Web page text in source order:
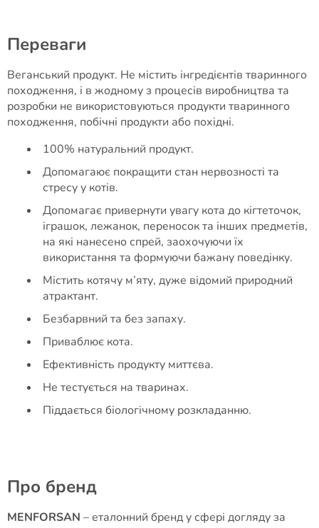
Переваги
Веганський продукт. Не містить інгредієнтів тваринного
походження, і в жодному з процесів виробництва та
розробки не використовуються продукти тваринного
походження, побічні продукти або похідні.
100% натуральний продукт.
Допомагаює покращити стан нервозності та
стресу у котів.
Допомагає привернути увагу кота до кігтеточок,
іграшок, лежанок, переносок та інших предметів,
на які нанесено спрей, заохочуючи їх
використання та формуючи бажану поведінку.
Містить котячу м’яту, дуже відомий природний
атрактант.
Безбарвний та без запаху.
Приваблює кота.
Ефективність продукту миттєва.
Не тестується на тваринах.
Піддається біологічному розкладанню.
Про бренд
MENFORSAN – еталонний бренд у сфері догляду за